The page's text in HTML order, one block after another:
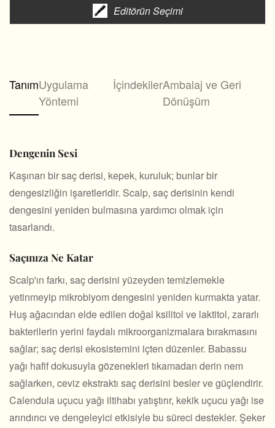
Editörün Seçimi
TanımUygulama
Yöntemi
İçindekilerAmbalaj ve Geri
Dönüşüm
Dengenin Sesi
Kaşınan bir saç derisi, kepek, kuruluk; bunlar bir
dengesizliğin işaretleridir. Scalp, saç derisinin kendi
dengesini yeniden bulmasına yardımcı olmak için
tasarlandı.
Saçınıza Ne Katar
Scalp'ın farkı, saç derisini yüzeyden temizlemekle
yetinmeyip mikrobiyom dengesini yeniden kurmakta yatar.
Huş ağacından elde edilen doğal ksilitol ve laktitol, zararlı
bakterilerin yerini faydalı mikroorganizmalara bırakmasını
sağlar; saç derisi ekosistemini içten düzenler. Babassu
yağı hafif dokusuyla gözenekleri tıkamadan derin nem
sağlarken, ceviz ekstraktı saç derisini besler ve güçlendirir.
Calendula uçucu yağı iltihabı yatıştırır, kekik uçucu yağı ise
arındırıcı ve dengeleyici etkisiyle bu süreci destekler. Şeker